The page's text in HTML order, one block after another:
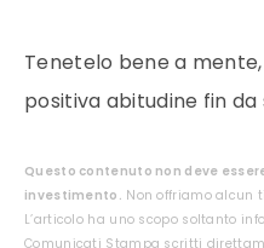
Tenetelo bene a
positiva abitudine fin da
Questo contenuto non deve
investimento. Non offriamo alcun
L’articolo ha uno scopo soltanto
Comunicati Stampa scritti